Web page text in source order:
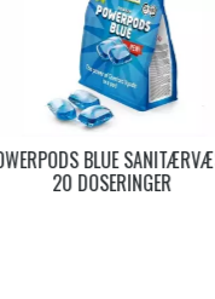
BLUE SANITÆRVÆSKE
20 DOSERINGER